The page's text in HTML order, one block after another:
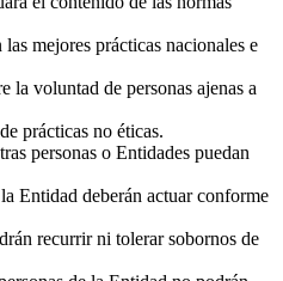
mejores prácticas nacionales e
la voluntad de personas ajenas a
prácticas no éticas.
personas o Entidades puedan
Entidad deberán actuar conforme
recurrir ni tolerar sobornos de